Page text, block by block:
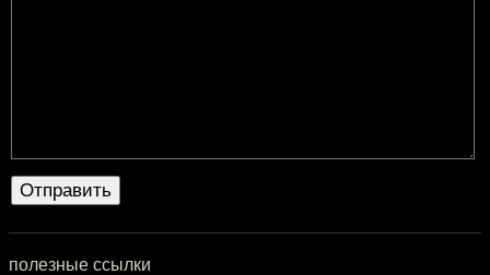
полезные ссылки